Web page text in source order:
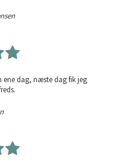
ene dag, næste dag fik jeg